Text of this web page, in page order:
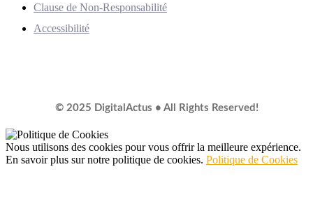
Clause de Non-Responsabilité
Accessibilité
© 2025 DigitalActus • All Rights Reserved!
Nous utilisons des cookies pour vous offrir la meilleure expérience.
En savoir plus sur notre politique de cookies. Politique de Cookies